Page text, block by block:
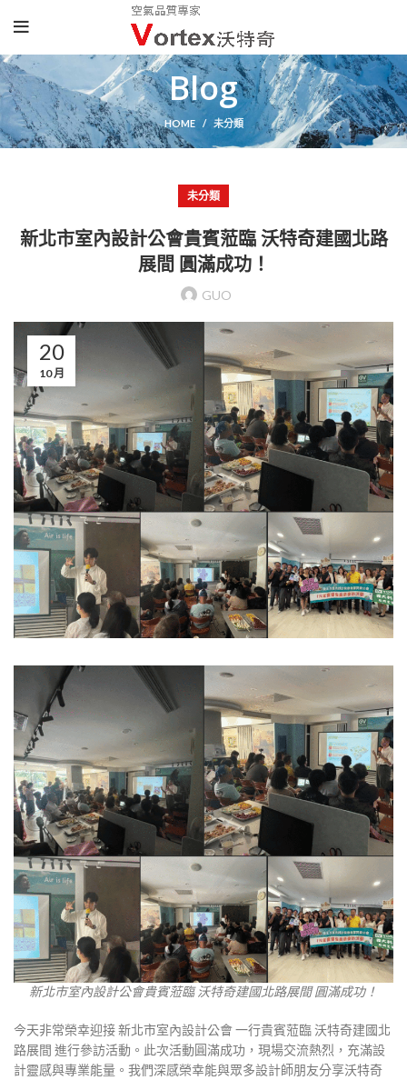
Blog
HOME 未分類
未分類
新北市室內設計公會貴賓蒞臨 沃特奇建國北路
展間 圓滿成功！
GUO
20
10 月
新北市室內設計公會貴賓蒞臨 沃特奇建國北路展間 圓滿成功！
今天非常榮幸迎接 新北市室內設計公會 一行貴賓蒞臨 沃特奇建國北
路展間 進行參訪活動。此次活動圓滿成功，現場交流熱烈，充滿設
計靈感與專業能量。我們深感榮幸能與眾多設計師朋友分享沃特奇